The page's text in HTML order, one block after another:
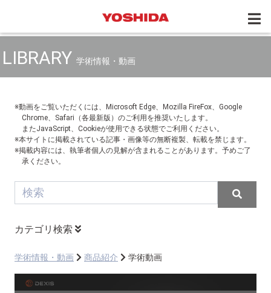
LIBRARY 学術情報・動画
※動画をご覧いただくには、Microsoft Edge、Mozilla FireFox、Google
Chrome、Safari（各最新版）のご利用を推奨いたします。
またJavaScript、Cookieが使用できる状態でご利用ください。
※本サイトに掲載されている記事・画像等の無断複製、転載を禁じます。
※掲載内容には、執筆者個人の見解が含まれることがあります。予めご了
承ください。
カテゴリ検索
学術情報・動画 商品紹介 学術動画